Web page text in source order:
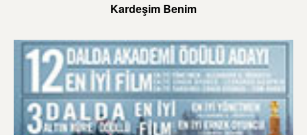
Kardeşim Benim